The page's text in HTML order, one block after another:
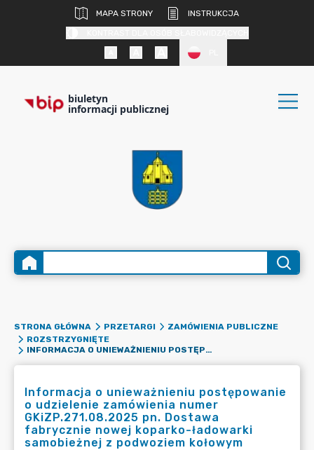
MAPA STRONY
INSTRUKCJA
biuletyn
informacji publicznej
STRONA GŁÓWNA PRZETARGI
ZAMÓWIENIA PUBLICZNE
ROZSTRZYGNIĘTE
INFORMACJA O UNIEWAŻNIENIU POSTĘPOWANIE O UDZIELENIE ZAMÓWIENIA NUMER GKIZP.271.08.2025 PN. DOSTAWA FABRYCZNIE NOWEJ KOPARKO-ŁADOWARKI SAMOBIEŻNEJ Z PODWOZIEM KOŁOWYM
Informacja o unieważnieniu postępowanie
o udzielenie zamówienia numer
GKiZP.271.08.2025 pn. Dostawa
fabrycznie nowej koparko-ładowarki
samobieżnej z podwoziem kołowym